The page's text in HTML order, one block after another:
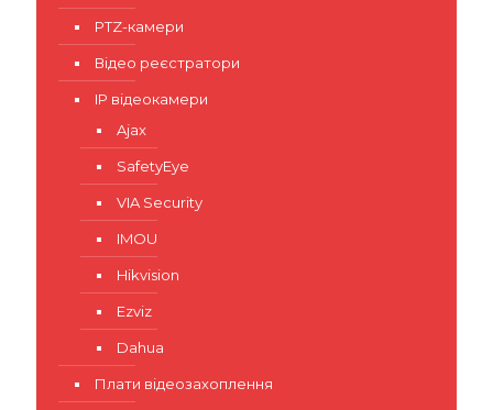
PTZ-камери
Відео реєстратори
IP відеокамери
Ajax
SafetyEye
VIA Security
IMOU
Hikvision
Ezviz
Dahua
Плати відеозахоплення